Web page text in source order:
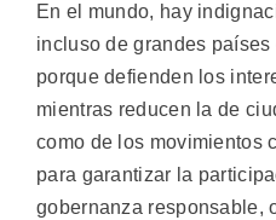
En el mundo, hay
incluso de grandes
porque defienden los
mientras reducen la de
como de los movimientos
para garantizar la
gobernanza responsable,